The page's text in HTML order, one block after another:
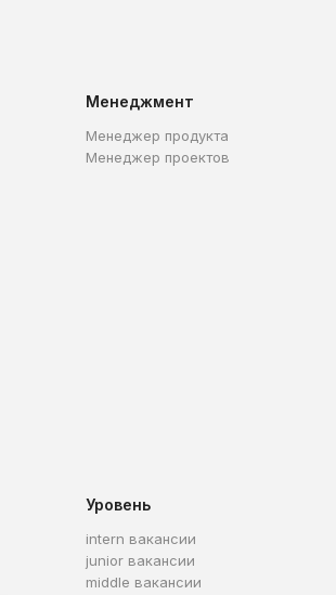
Менеджмент
Менеджер продукта
Менеджер проектов
Уровень
intern вакансии
junior вакансии
middle вакансии